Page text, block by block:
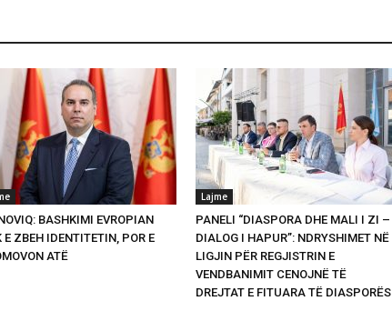
BASHKIMI EVROPIAN
E ZBEH IDENTITETIN, POR E
ATË
Lajme
PANELI “DIASPORA DHE MALI I ZI –
DIALOG I HAPUR”: NDRYSHIMET NË
LIGJIN PËR REGJISTRIN E
VENDBANIMIT CENOJNË TË
DREJTAT E FITUARA TË DIASPORËS